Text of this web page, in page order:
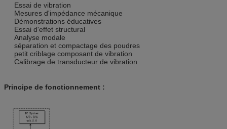
Essai de vibration
Mesures d'impédance mécanique
Démonstrations éducatives
Essai d'effet structural
Analyse modale
séparation et compactage des poudres
petit criblage composant de vibration
Calibrage de transducteur de vibration
Principe de fonctionnement :